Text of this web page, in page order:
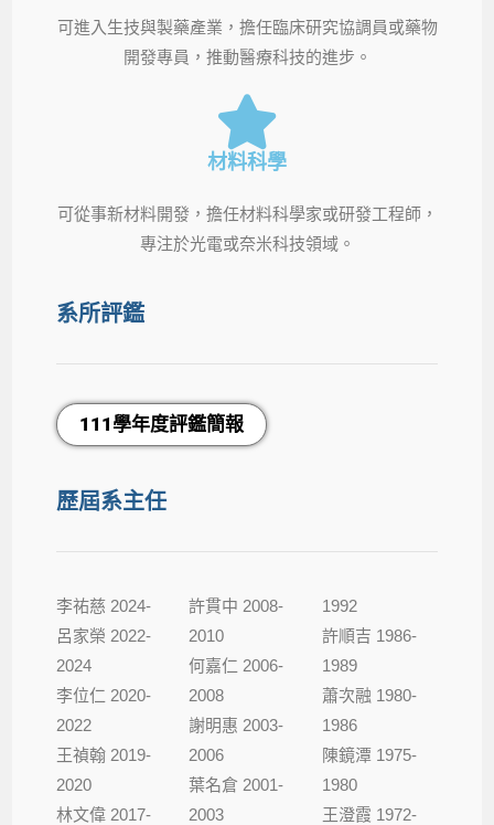
可進入生技與製藥產業，擔任臨床研究協調員或藥物
開發專員，推動醫療科技的進步。
材料科學
可從事新材料開發，擔任材料科學家或研發工程師，
專注於光電或奈米科技領域。
系所評鑑
111學年度評鑑簡報
歷屆系主任
李祐慈 2024-
呂家榮 2022-
2024
李位仁 2020-
2022
王禎翰 2019-
2020
林文偉 2017-
許貫中 2008-
2010
何嘉仁 2006-
2008
謝明惠 2003-
2006
葉名倉 2001-
2003
1992
許順吉 1986-
1989
蕭次融 1980-
1986
陳鏡潭 1975-
1980
王澄霞 1972-